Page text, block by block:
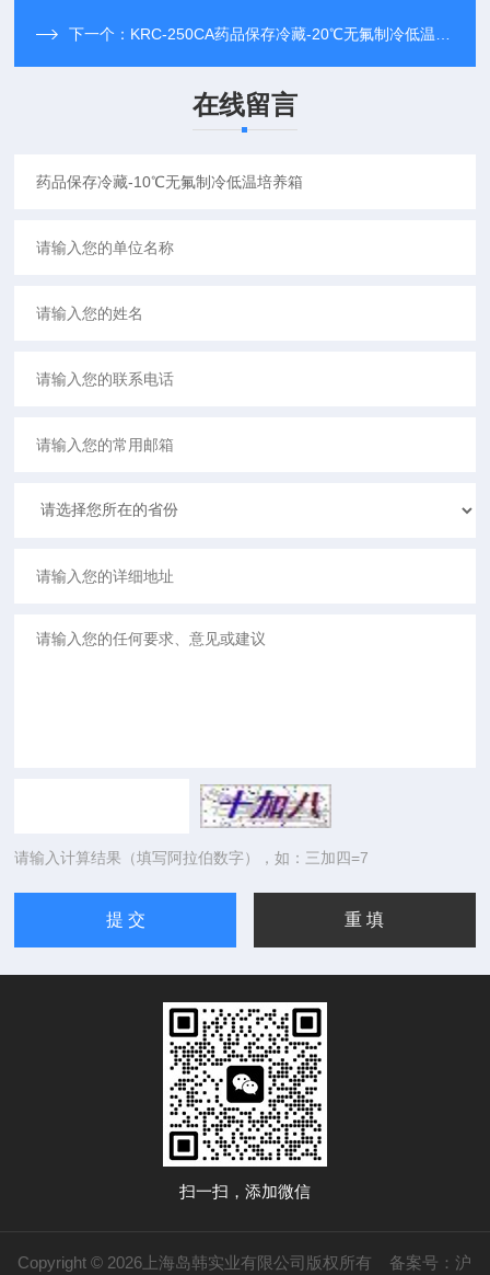
下一个： KRC-250CA药品保存冷藏-20℃无氟制冷低温培养箱
在线留言
请输入计算结果（填写阿拉伯数字），如：三加四=7
扫一扫，添加微信
Copyright © 2026上海岛韩实业有限公司版权所有 备案号：沪